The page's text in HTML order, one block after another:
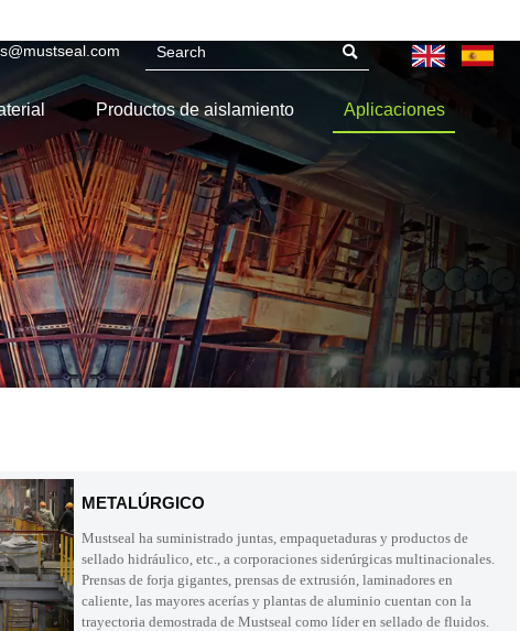

Productos de aislamiento Aplicaciones
METALÚRGICO
Mustseal ha suministrado juntas, empaquetaduras y productos de
sellado hidráulico, etc., a corporaciones siderúrgicas multinacionales.
Prensas de forja gigantes, prensas de extrusión, laminadores en
caliente, las mayores acerías y plantas de aluminio cuentan con la
trayectoria demostrada de Mustseal como líder en sellado de fluidos.